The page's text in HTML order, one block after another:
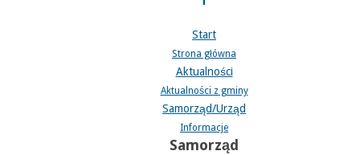
Start
Strona główna
Aktualności
Aktualności z gminy
Samorząd/Urząd
Informacje
Samorząd